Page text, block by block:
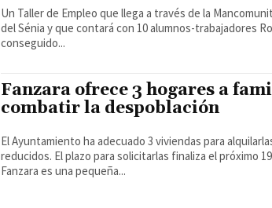
Un Taller de Empleo que llega a través de la
del Sénia y que contará con 10 alumnos-trabajadores Rossell ha
conseguido...
Fanzara ofrece 3 hogares a
combatir la despoblación
El Ayuntamiento ha adecuado 3 viviendas para
reducidos. El plazo para solicitarlas finaliza el próximo
Fanzara es una pequeña...